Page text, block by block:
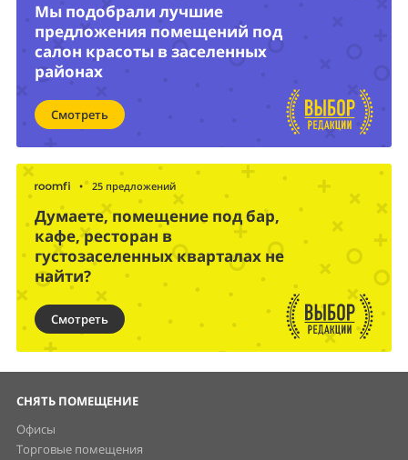
Мы подобрали лучшие
предложения помещений под
салон красоты в заселенных
районах
Смотреть
• 25 предложений
Думаете, помещение под бар,
кафе, ресторан в
густозаселенных кварталах не
найти?
Смотреть
СНЯТЬ ПОМЕЩЕНИЕ
Офисы
Торговые помещения